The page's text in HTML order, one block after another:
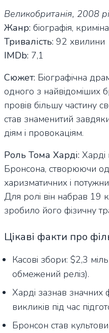
Великобританія, 2008
Жанр: біографія,
Тривалість: 92 хвилини
IMDb: 7,1
Сюжет: Біографічна
одного з найвідоміших
провів більшу частину
став знаменитий
діям і провокаціям.
Роль Тома Харді:
Бронсона, створюючи
харизматичних і
Для ролі він набрав 19
зробило його фізичну
Цікаві факти про
Касові збори: $2,3
обмежений реліз).
Харді зазнав значних
викликів під час
Бронсон став